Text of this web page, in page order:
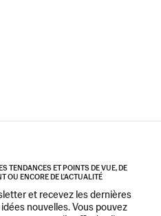
TENDANCES ET POINTS DE VUE, DE
OU ENCORE DE L'ACTUALITÉ
et recevez les dernières
nouvelles. Vous pouvez